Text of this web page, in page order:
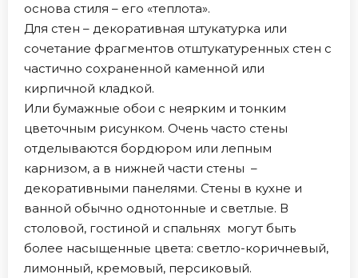
основа стиля – его «теплота».
Для стен – декоративная штукатурка или
сочетание фрагментов отштукатуренных стен с
частично сохраненной каменной или
кирпичной кладкой.
Или бумажные обои с неярким и тонким
цветочным рисунком. Очень часто стены
отделываются бордюром или лепным
карнизом, а в нижней части стены –
декоративными панелями. Стены в кухне и
ванной обычно однотонные и светлые. В
столовой, гостиной и спальнях могут быть
более насыщенные цвета: светло-коричневый,
лимонный, кремовый, персиковый.